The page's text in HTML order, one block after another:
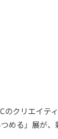
のクリエイテ
める」展が、